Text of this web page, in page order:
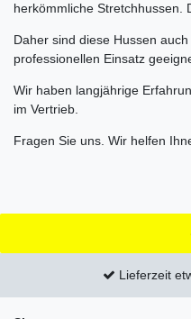
herkömmliche Stretchhussen.
Daher sind diese Hussen
professionellen Einsatz
Wir haben langjährige
im Vertrieb.
Fragen Sie uns. Wir helfen
Lieferzeit